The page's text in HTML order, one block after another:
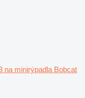
na minirýpadla Bobcat